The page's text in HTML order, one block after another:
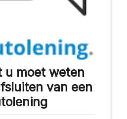
u moet weten
van een